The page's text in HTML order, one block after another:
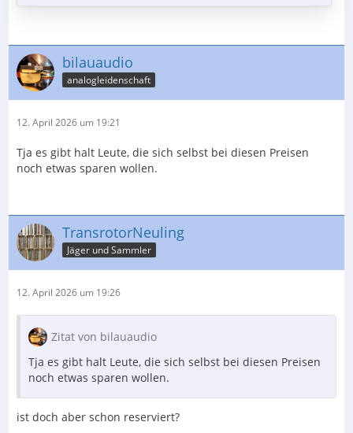
bilauaudio
analogleidenschaft
12. April 2026 um 19:21
Tja es gibt halt Leute, die sich selbst bei diesen Preisen
noch etwas sparen wollen.
TransrotorNeuling
Jäger und Sammler
12. April 2026 um 19:26
Zitat von bilauaudio
Tja es gibt halt Leute, die sich selbst bei diesen Preisen
noch etwas sparen wollen.
ist doch aber schon reserviert?